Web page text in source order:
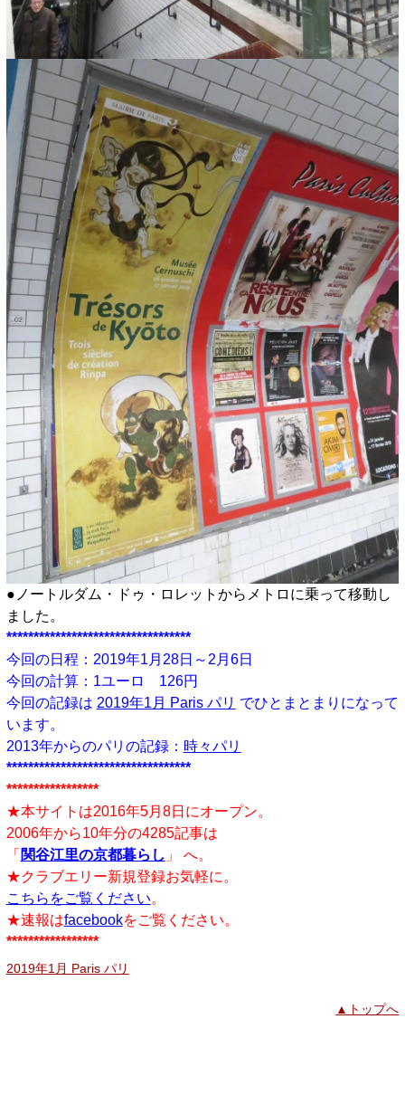
●ノートルダム・ドゥ・ロレットからメトロに乗って移動し
ました。
**********************************
今回の日程：2019年1月28日～2月6日
今回の計算：1ユーロ 126円
今回の記録は 2019年1月 Paris パリ でひとまとまりになって
います。
2013年からのパリの記録： 時々パリ
**********************************
*****************
★本サイトは2016年5月8日にオープン。
2006年から10年分の4285記事は
「 関谷江里の京都暮らし 」 へ。
★クラブエリー新規登録お気軽に。
こちらをご覧ください。
★速報はfacebookをご覧ください。
*****************
2019年1月 Paris パリ
▲トップへ